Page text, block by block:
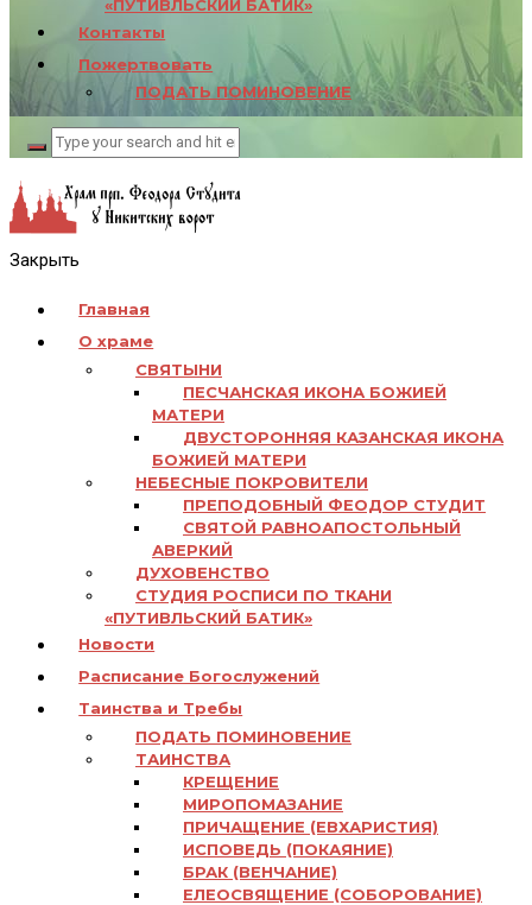
«ПУТИВЛЬСКИЙ БАТИК»
Контакты
Пожертвовать
ПОДАТЬ ПОМИНОВЕНИЕ
Закрыть
Главная
О храме
СВЯТЫНИ
ПЕСЧАНСКАЯ ИКОНА БОЖИЕЙ
МАТЕРИ
ДВУСТОРОННЯЯ КАЗАНСКАЯ ИКОНА
БОЖИЕЙ МАТЕРИ
НЕБЕСНЫЕ ПОКРОВИТЕЛИ
ПРЕПОДОБНЫЙ ФЕОДОР СТУДИТ
СВЯТОЙ РАВНОАПОСТОЛЬНЫЙ
АВЕРКИЙ
ДУХОВЕНСТВО
СТУДИЯ РОСПИСИ ПО ТКАНИ
«ПУТИВЛЬСКИЙ БАТИК»
Новости
Расписание Богослужений
Таинства и Требы
ПОДАТЬ ПОМИНОВЕНИЕ
ТАИНСТВА
КРЕЩЕНИЕ
МИРОПОМАЗАНИЕ
ПРИЧАЩЕНИЕ (ЕВХАРИСТИЯ)
ИСПОВЕДЬ (ПОКАЯНИЕ)
БРАК (ВЕНЧАНИЕ)
ЕЛЕОСВЯЩЕНИЕ (СОБОРОВАНИЕ)